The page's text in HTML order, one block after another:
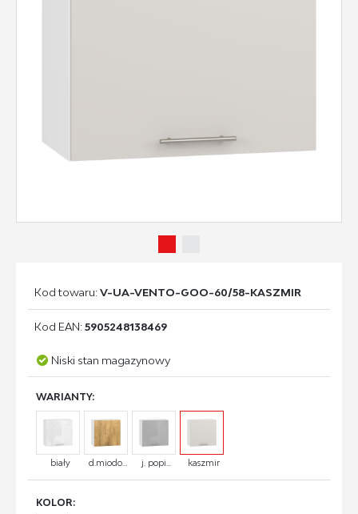
Kod towaru:V-UA-VENTO-GOO-60/58-KASZMIR
Kod EAN:5905248138469
Niski stan magazynowy
WARIANTY:
biały d.miodo... j. popi... kaszmir
KOLOR: